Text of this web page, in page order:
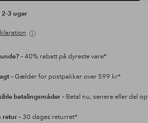
2-3 uger
– 40% rabatt på dyreste vare*
– Gælder for postpakker over 599 kr*
betalingsmåder– Betal nu, senere eller del op
retur– 30 dages returret*